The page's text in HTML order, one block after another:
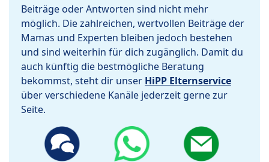
Beiträge oder Antworten sind nicht mehr
möglich. Die zahlreichen, wertvollen Beiträge der
Mamas und Experten bleiben jedoch bestehen
und sind weiterhin für dich zugänglich. Damit du
auch künftig die bestmögliche Beratung
bekommst, steht dir unser HiPP Elternservice
über verschiedene Kanäle jederzeit gerne zur
Seite.